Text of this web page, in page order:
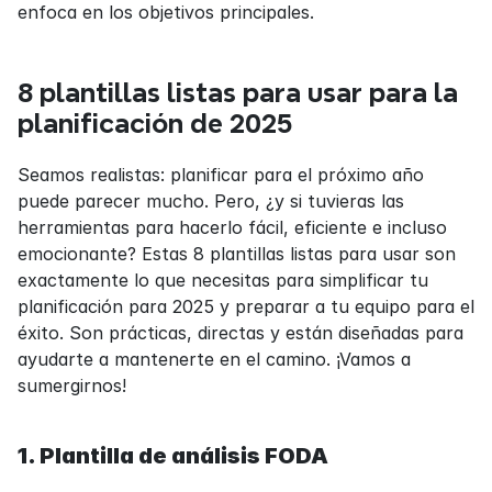
enfoca en los objetivos principales.
8 plantillas listas para usar para la
planificación de 2025
Seamos realistas: planificar para el próximo año
puede parecer mucho. Pero, ¿y si tuvieras las
herramientas para hacerlo fácil, eficiente e incluso
emocionante? Estas 8 plantillas listas para usar son
exactamente lo que necesitas para simplificar tu
planificación para 2025 y preparar a tu equipo para el
éxito. Son prácticas, directas y están diseñadas para
ayudarte a mantenerte en el camino. ¡Vamos a
sumergirnos!
1. Plantilla de análisis FODA